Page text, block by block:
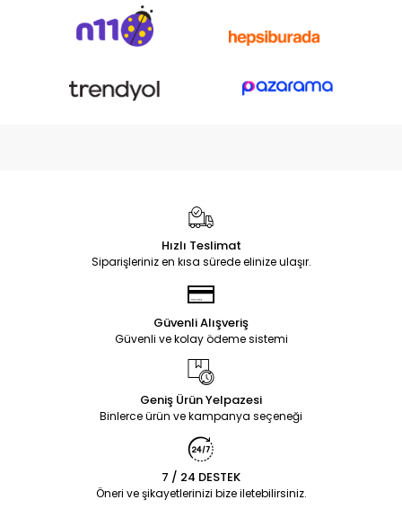
Hızlı Teslimat
Siparişleriniz en kısa sürede elinize ulaşır.
Güvenli Alışveriş
Güvenli ve kolay ödeme sistemi
Geniş Ürün Yelpazesi
Binlerce ürün ve kampanya seçeneği
7 / 24 DESTEK
Öneri ve şikayetlerinizi bize iletebilirsiniz.